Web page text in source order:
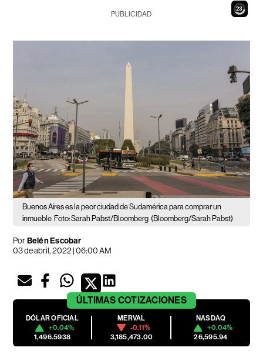
21
PUBLICIDAD
Buenos Aires es la peor ciudad de Sudamérica para comprar un
inmueble Foto: Sarah Pabst/Bloomberg (Bloomberg/Sarah Pabst)
PorBelén Escobar
03 de abril, 2022 | 06:00 AM
ÚLTIMAS COTIZACIONES
DÓLAR OFICIAL
+0.04%
1,496.5938
MERVAL
-0.11%
3,185,473.00
NASDAQ
+0.04%
26,595.94